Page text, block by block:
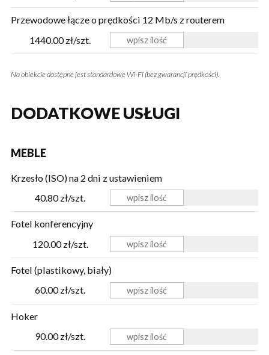
Przewodowe łącze o prędkości 12 Mb/s z routerem
1440.00 zł/szt.
Na obiekcie dostępne jest standardowe Wi-Fi (bez gwarancji prędkości).
DODATKOWE USŁUGI
MEBLE
Krzesło (ISO) na 2 dni z ustawieniem
40.80 zł/szt.
Fotel konferencyjny
120.00 zł/szt.
Fotel (plastikowy, biały)
60.00 zł/szt.
Hoker
90.00 zł/szt.